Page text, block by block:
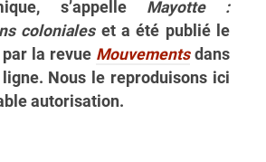
s’appelle Mayotte :
colonialeset a été publié le
la revue Mouvementsdans
Nous le reproduisons ici
autorisation.